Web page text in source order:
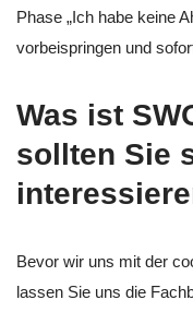
Phase „Ich habe keine
vorbeispringen und
Was ist
sollten Sie
Bevor wir uns mit der
lassen Sie uns die